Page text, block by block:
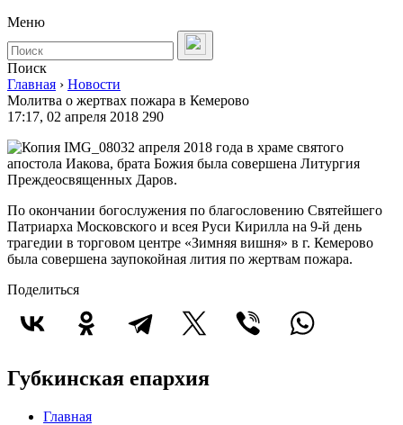
Меню
Поиск
Главная › Новости
Молитва о жертвах пожара в Кемерово
17:17, 02 апреля 2018 290
2 апреля 2018 года в храме святого
апостола Иакова, брата Божия была совершена Литургия
Преждеосвященных Даров.
По окончании богослужения по благословению Святейшего
Патриарха Московского и всея Руси Кирилла на 9-й день
трагедии в торговом центре «Зимняя вишня» в г. Кемерово
была совершена заупокойная лития по жертвам пожара.
Поделиться
Губкинская епархия
Главная